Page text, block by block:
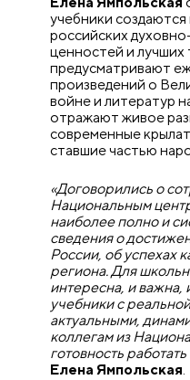
учебники
российских
ценностей и лучших
предусматривают
произведений о
войне и литератур
отражают живое
современные
ставшие частью
«Договорились о
Национальным
наиболее полно и
сведения о
России, об успехах
региона. Для
интересна, и важна,
учебники с
актуальными,
коллегам из
готовность
Елена Ямпольская.